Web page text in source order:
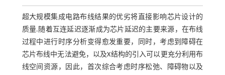
超大规模集成电路布线结果的优劣将直接影响芯片设计的
质量.随着互连延迟逐渐成为芯片延迟的主要来源，在布线
过程中进行时序分析变得愈发重要，同时，考虑到障碍在
芯片布线中无法避免，以及X结构的引入可以更充分利用布
线空间资源，因此，首次综合考虑时序松弛、障碍物以及